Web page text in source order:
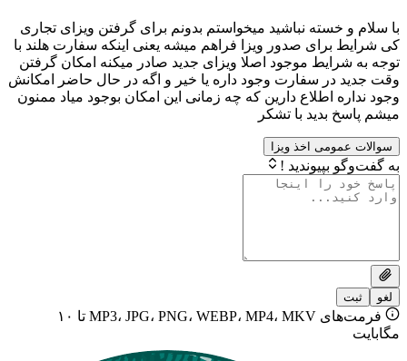
نباشید میخواستم بدونم برای گرفتن ویزای تجاری
صدور ویزا فراهم میشه یعنی اینکه سفارت هلند با
موجود اصلا ویزای جدید صادر میکنه امکان گرفتن
سفارت وجود داره یا خیر و اگه در حال حاضر امکانش
اطلاع دارین که چه زمانی این امکان بوجود میاد ممنون
بدید با تشکر
اخذ ویزا
!
فرمت‌های MP3، JPG، PNG، WEBP، MP4، MKV تا ۱۰